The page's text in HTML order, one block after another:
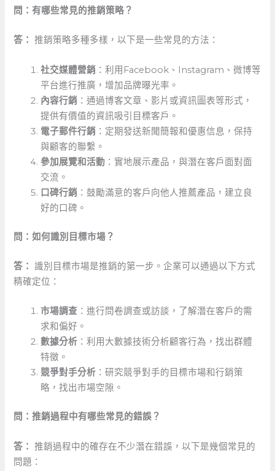
問：有哪些常見的推銷策略？
答： 推銷策略多種多樣，以下是一些常見的方法：
社交媒體營銷 ：利用Facebook、Instagram、微博等
平台進行推廣，增加品牌曝光率。
內容行銷 ：通過博客文章、影片或資訊圖表等形式，
提供有價值的資訊吸引目標客戶。
電子郵件行銷 ：定期發送新聞簡報和優惠信息，保持
與顧客的聯繫。
參加展覽和活動 ：實地展示產品，與潛在客戶面對面
交流。
口碑行銷 ：鼓勵滿意的客戶向他人推薦產品，建立良
好的口碑。
問：如何識別目標市場？
答： 識別目標市場是推銷的第一步。企業可以通過以下方式
精確定位：
市場調查 ：進行問卷調查或訪談，了解潛在客戶的需
求和偏好。
數據分析 ：利用大數據技術分析顧客行為，找出群體
特徵。
競爭對手分析 ：研究競爭對手的目標市場和行銷策
略，找出市場空隙。
問：推銷過程中有哪些常見的錯誤？
答： 推銷過程中的確存在不少潛在錯誤，以下是幾個常見的
問題：